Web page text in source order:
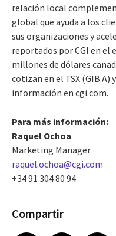
relación local
global que ayuda a los
sus organizaciones y
reportados por CGI en el
millones de dólares
cotizan en el TSX (GIB.A)
información en cgi.com.
Para más información:
Raquel Ochoa
Marketing Manager
raquel.ochoa@cgi.com
+34 91 304 80 94
Compartir